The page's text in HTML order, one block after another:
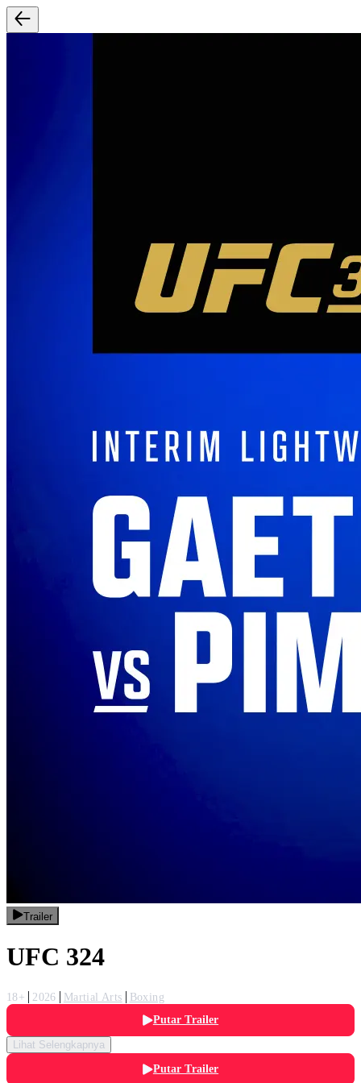
Trailer
UFC 324
18+ 2026 Martial Arts
Boxing
Putar Trailer
Lihat Selengkapnya
Putar Trailer